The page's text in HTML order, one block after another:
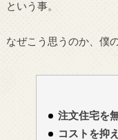
という事。
なぜこう思うのか、僕
注文住宅を
コストを抑